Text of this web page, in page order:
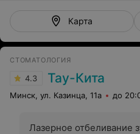
Карта
СТОМАТОЛОГИЯ
4.3 Тау-Кита
Минск, ул. Казинца, 11а до
Лазерное отбеливание